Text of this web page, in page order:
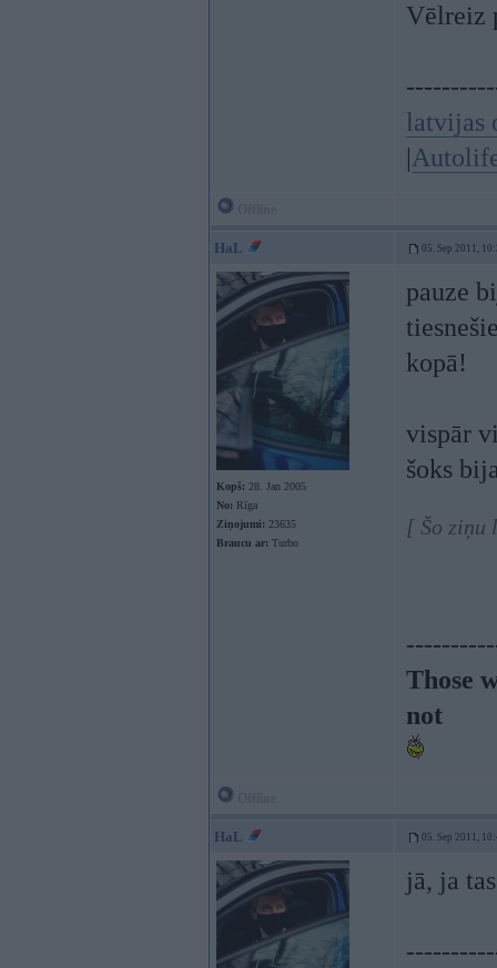
Vēlreiz
latvijas
|
HaL 05. Sep 2011,
Kopš: 28. Jan 2005
No: Rīga
Ziņojumi: 23635
Braucu ar: Turbo
pauze
kopā!
vispār
šoks
[ Šo ziņu
Those
not
HaL 05. Sep 2011,
jā, ja